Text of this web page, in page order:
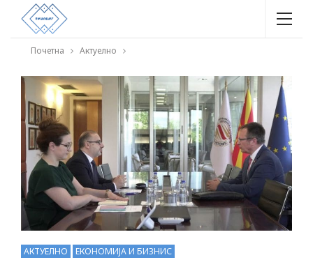
Почетна Актуелно
АКТУЕЛНО ЕКОНОМИЈА И БИЗНИС